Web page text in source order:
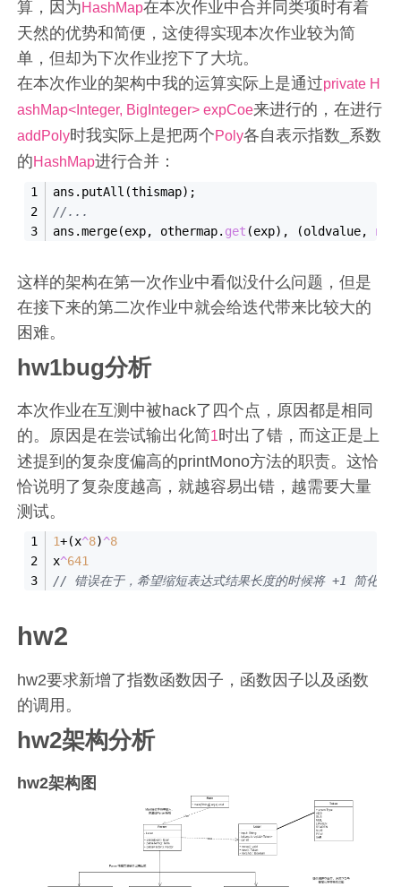
算，因为HashMap在本次作业中合并同类项时有着
天然的优势和简便，这使得实现本次作业较为简
单，但却为下次作业挖下了大坑。
在本次作业的架构中我的运算实际上是通过private H
ashMap<Integer, BigInteger> expCoe来进行的，在进行
addPoly时我实际上是把两个Poly各自表示指数_系数
的HashMap进行合并：
ans.putAll(thismap);
//...
ans.merge(exp, othermap. get (exp), (oldvalue, new
这样的架构在第一次作业中看似没什么问题，但是
在接下来的第二次作业中就会给迭代带来比较大的
困难。
hw1bug分析
本次作业在互测中被hack了四个点，原因都是相同
的。原因是在尝试输出化简1时出了错，而这正是上
述提到的复杂度偏高的printMono方法的职责。这恰
恰说明了复杂度越高，就越容易出错，越需要大量
测试。
1+(x^8)^8
x^641
// 错误在于，希望缩短表达式结果长度的时候将 +1 简化为
hw2
hw2要求新增了指数函数因子，函数因子以及函数
的调用。
hw2架构分析
hw2架构图